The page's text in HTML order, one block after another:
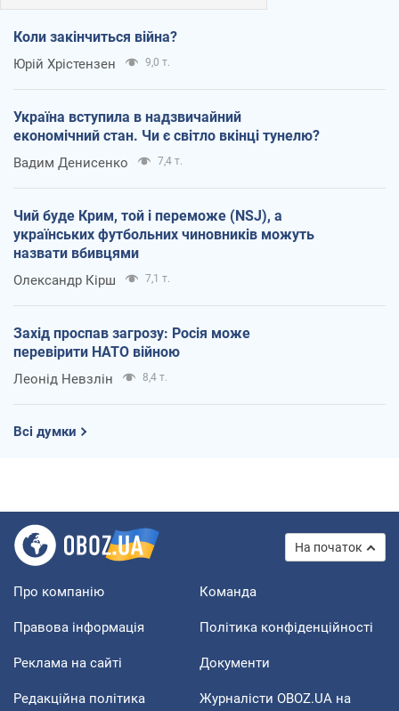
Коли закінчиться війна?
Юрій Хрістензен 9,0 т.
Україна вступила в надзвичайний
економічний стан. Чи є світло вкінці тунелю?
Вадим Денисенко 7,4 т.
Чий буде Крим, той і переможе (NSJ), а
українських футбольних чиновників можуть
назвати вбивцями
Олександр Кірш 7,1 т.
Захід проспав загрозу: Росія може
перевірити НАТО війною
Леонід Невзлін 8,4 т.
Всі думки
На початок
Про компанію Команда
Правова інформація Політика конфіденційності
Реклама на сайті Документи
Редакційна політика
Журналісти OBOZ.UA на